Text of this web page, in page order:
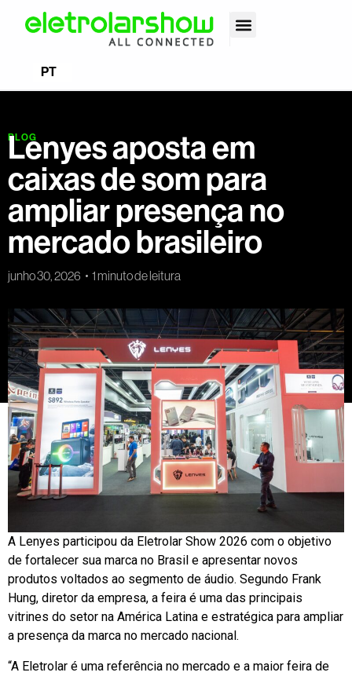
PT
ES
BLOG
Lenyes aposta em
caixas de som para
ampliar presença no
mercado brasileiro
junho 30, 2026 1 minuto de leitura
A Lenyes participou da Eletrolar Show 2026 com o objetivo
de fortalecer sua marca no Brasil e apresentar novos
produtos voltados ao segmento de áudio. Segundo Frank
Hung, diretor da empresa, a feira é uma das principais
vitrines do setor na América Latina e estratégica para ampliar
a presença da marca no mercado nacional.
“A Eletrolar é uma referência no mercado e a maior feira de